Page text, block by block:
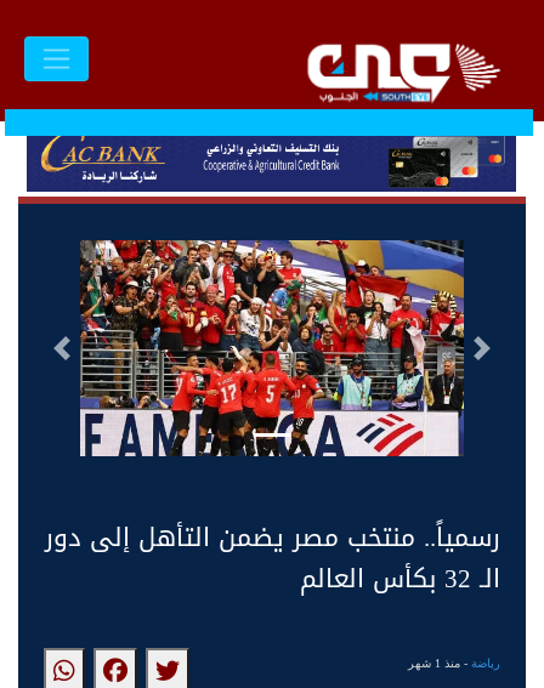
التالى السابق
رسمياً.. منتخب مصر يضمن التأهل إلى دور
الـ 32 بكأس العالم
رياضة- منذ 1 شهر